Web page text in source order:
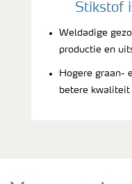
Stikstof
Weldadige
productie en
Hogere graan-
betere kwaliteit